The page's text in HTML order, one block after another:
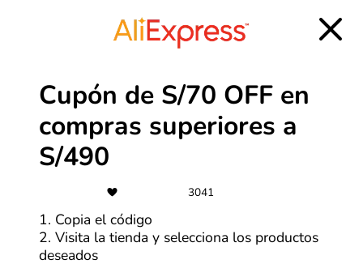
Más cupones de Alibaba
Ofertas de hasta 90% de descuento
Más cupones de Temu
-70%
Hasta 70% de descuento en
Cupón de S/70 OFF en
compras superiores a
S/490
3041
1. Copia el código
2. Visita la tienda y selecciona los productos
deseados